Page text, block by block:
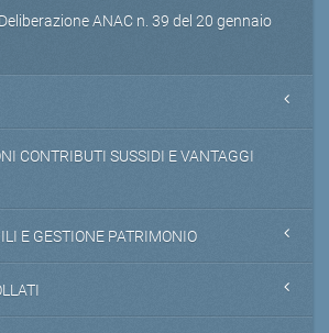
ANAC n. 39 del 20 gennaio
CONTRIBUTI SUSSIDI E VANTAGGI
E GESTIONE PATRIMONIO